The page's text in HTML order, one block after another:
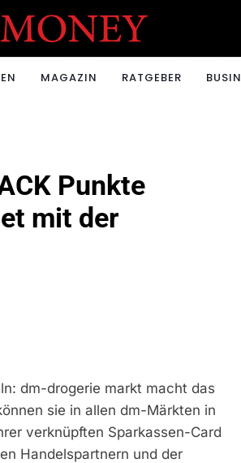
MAGAZIN RATGEBER
Punkte
mit der
dm-drogerie markt macht das
sie in allen dm-Märkten in
verknüpften Sparkassen-Card
Handelspartnern und der